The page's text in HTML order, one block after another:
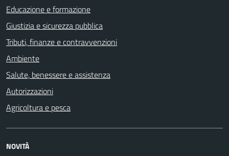
Educazione e formazione
Giustizia e sicurezza pubblica
Tributi, finanze e contravvenzioni
Ambiente
Salute, benessere e assistenza
Autorizzazioni
Agricoltura e pesca
NOVITÀ